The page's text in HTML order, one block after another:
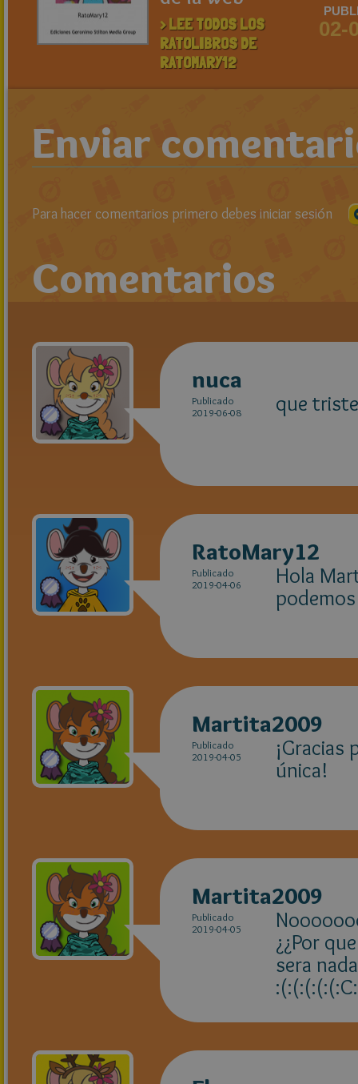
> LEE TODOS LOS
RATOLIBROS DE
RATOMARY12
02-
Enviar
Para hacer comentarios primero debes iniciar sesión
Comentarios
nuca
Publicado
2019-06-08
que triste
RatoMary12
Publicado
2019-04-06
Hola
Martita2009
Publicado
2019-04-05
única!
Martita2009
Publicado
2019-04-05
¿¿Por
sera